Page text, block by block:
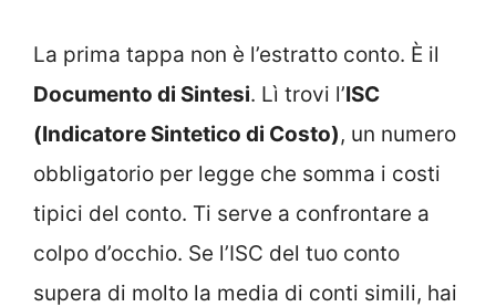
La prima tappa non è l’estratto conto. È il
Documento di Sintesi. Lì trovi l’ISC
(Indicatore Sintetico di Costo), un numero
obbligatorio per legge che somma i costi
tipici del conto. Ti serve a confrontare a
colpo d’occhio. Se l’ISC del tuo conto
supera di molto la media di conti simili, hai